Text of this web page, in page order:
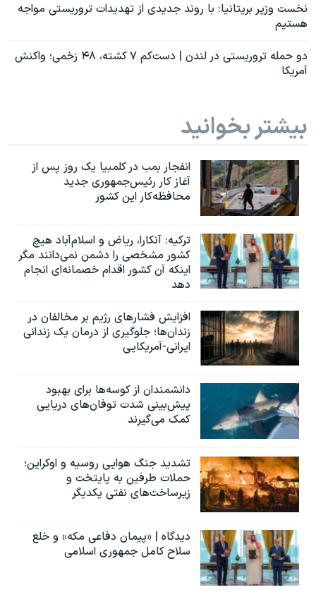
نخست وزیر بریتانیا: با روند جدیدی از تهدیدات تروریستی مواجه
هستیم
دو حمله تروریستی در لندن | دست‌کم ۷ کشته، ۴۸ زخمی؛ واکنش
آمریکا
بیشتر بخوانید
انفجار بمب‌‌ در کلمبیا یک روز پس از
آغاز کار رئیس‌جمهوری جدید
محافظه‌کار این کشور
ترکیه: آنکارا، ریاض و اسلام‌آباد هیچ
کشور مشخصی را دشمن نمی‌دانند مگر
اینکه آن کشور اقدام خصمانه‌ای انجام
دهد
افزایش فشارهای رژیم بر مخالفان در
زندان‌ها؛ جلوگیری از درمان یک زندانی
ایرانی-آمریکایی
دانشمندان از کوسه‌ها برای بهبود
پیش‌بینی شدت توفان‌های دریایی
کمک می‌گیرند
تشدید جنگ هوایی روسیه و اوکراین؛
حملات طرفین به پایتخت‌ و
زیرساخت‌های نفتی یکدیگر
دیدگاه | «پیمان دفاعی مکه» و خلع
سلاح کامل جمهوری اسلامی